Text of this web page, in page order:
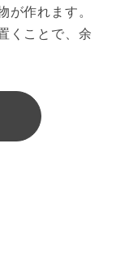
が作れます。
くことで、余